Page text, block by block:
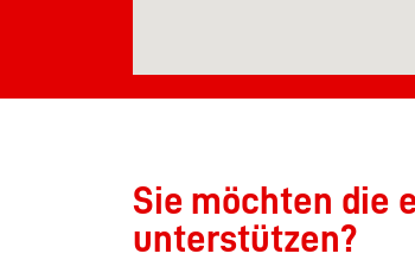
Sie möchten die
unterstützen?